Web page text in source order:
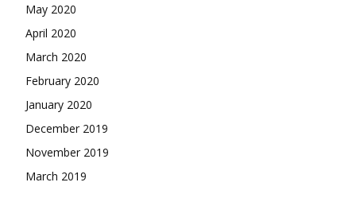
May 2020
April 2020
March 2020
February 2020
January 2020
December 2019
November 2019
March 2019